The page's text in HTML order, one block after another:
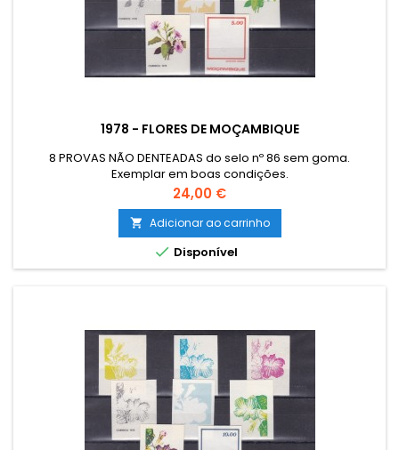
1978 - FLORES DE MOÇAMBIQUE
8 PROVAS NÃO DENTEADAS do selo nº 86 sem goma.
Exemplar em boas condições.
Preço
24,00 €
 Adicionar ao carrinho
 Disponível